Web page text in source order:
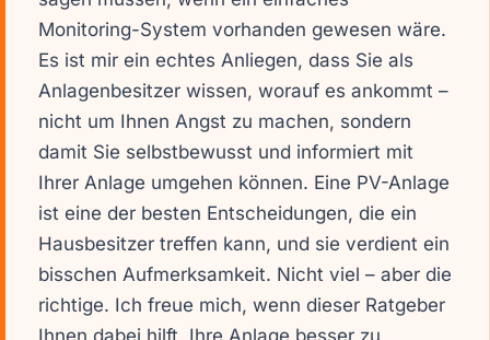
Monitoring-System vorhanden gewesen wäre.
Es ist mir ein echtes Anliegen, dass Sie als
Anlagenbesitzer wissen, worauf es ankommt –
nicht um Ihnen Angst zu machen, sondern
damit Sie selbstbewusst und informiert mit
Ihrer Anlage umgehen können. Eine PV-Anlage
ist eine der besten Entscheidungen, die ein
Hausbesitzer treffen kann, und sie verdient ein
bisschen Aufmerksamkeit. Nicht viel – aber die
richtige. Ich freue mich, wenn dieser Ratgeber